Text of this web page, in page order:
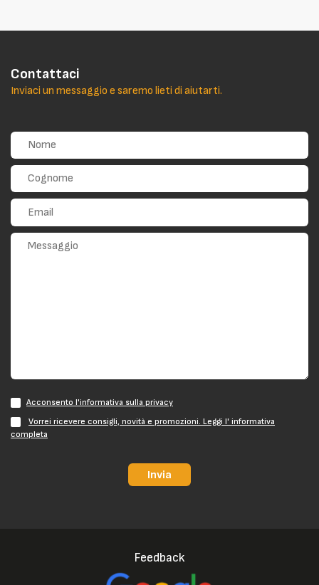
Contattaci
Inviaci un messaggio e saremo lieti di aiutarti.
Acconsento l'informativa sulla privacy
Vorrei ricevere consigli, novità e promozioni. Leggi l' informativa
completa
Invia
Feedback